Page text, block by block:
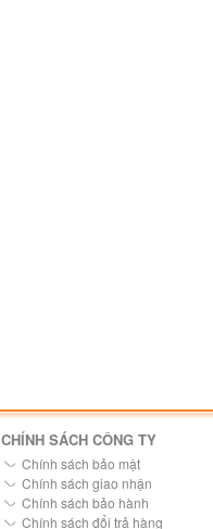
CHÍNH SÁCH CÔNG TY
Chính sách bảo mật
Chính sách giao nhận
Chính sách bảo hành
Chính sách đổi trả hàng